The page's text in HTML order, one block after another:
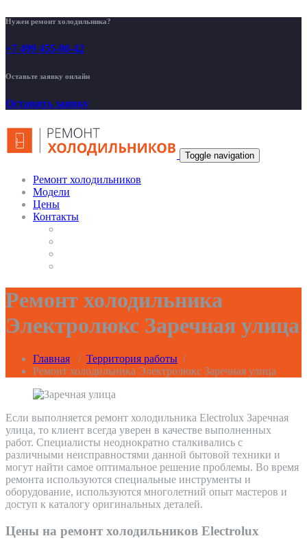
Нужен ремонт холодильника?
+7 499 455-00-42
Оставьте заявку онлайн
Оставить заявку
Toggle navigation
Ремонт холодильников
Модели
Цены
Контакты
Ремонт холодильника
Электролюкс Заречная улица
Главная / Территория работы /
Ремонт холодильника Электролюкс Заречная улица
Если выполняется ремонт холодильника Electrolux Заречная
улица, то клиент всегда уверен в качестве выполненных
работ. Специалисты неоднократно сталкивались с
различными неисправностями данной бытовой техники и
могут найти самое оптимальное решение проблемы. Во время
ремонта используются специальные инструменты и
оборудование, используются многолетний опыт мастеров и
доступ к каталогу оригинальных деталей.
Цены на ремонт холодильников Electrolux